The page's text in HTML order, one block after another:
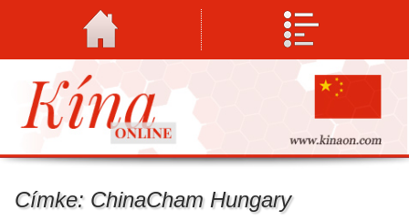
Címke: ChinaCham Hungary